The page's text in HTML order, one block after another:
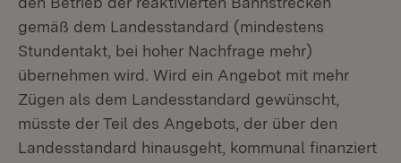
gemäß dem Landesstandard (mindestens
Stundentakt, bei hoher Nachfrage mehr)
übernehmen wird. Wird ein Angebot mit mehr
Zügen als dem Landesstandard gewünscht,
müsste der Teil des Angebots, der über den
Landesstandard hinausgeht, kommunal finanziert